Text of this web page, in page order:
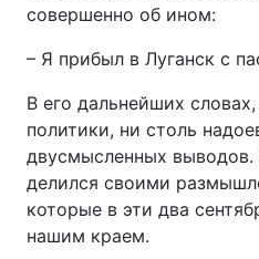
совершенно об ином:
– Я прибыл в Луганск с
В его дальнейших
политики, ни столь
двусмысленных
делился своими
которые в эти два
нашим краем.